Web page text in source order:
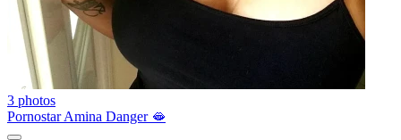
3 photos
Pornostar Amina Danger 🫦